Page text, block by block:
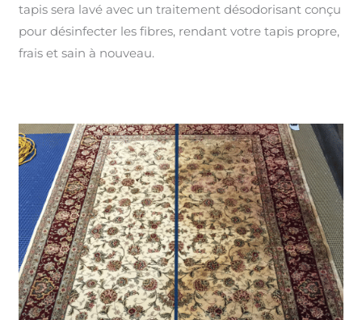
tapis sera lavé avec un traitement désodorisant conçu
pour désinfecter les fibres, rendant votre tapis propre,
frais et sain à nouveau.